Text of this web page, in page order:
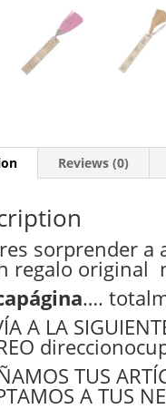
Reviews (0)
sorprender a
regalo original
….
A LA
TUS
A TUS